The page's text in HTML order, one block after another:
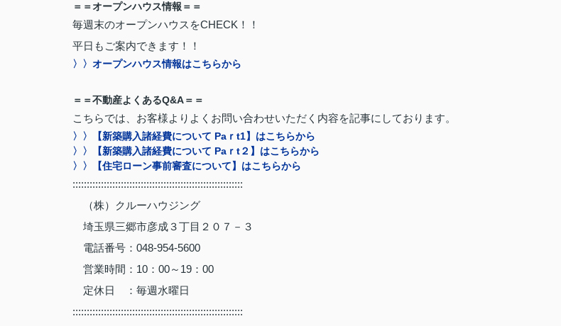
＝＝オープンハウス情報＝＝
毎週末のオープンハウスをCHECK！！
平日もご案内できます！！
〉〉オープンハウス情報はこちらから
＝＝不動産よくあるQ&A＝＝
こちらでは、お客様よりよくお問い合わせいただく内容を記事にしております。
〉〉【新築購入諸経費について Paｒt1】はこちらから
〉〉【新築購入諸経費について Paｒt２】はこちらから
〉〉【住宅ローン事前審査について】はこちらから
::::::::::::::::::::::::::::::::::::::::::::::::::::::::::::
（株）クルーハウジング
埼玉県三郷市彦成３丁目２０７－３
電話番号：048-954-5600
営業時間：10：00～19：00
定休日 ：毎週水曜日
::::::::::::::::::::::::::::::::::::::::::::::::::::::::::::